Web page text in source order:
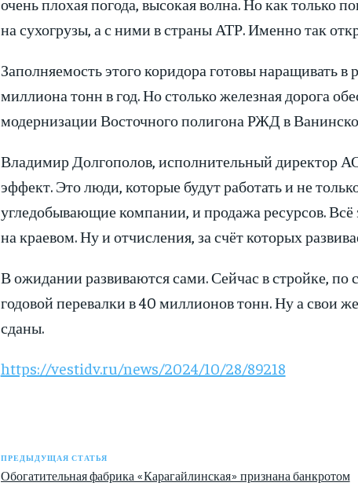
на сухогрузы, а с ними в страны АТР. Именно так
Заполняемость этого коридора готовы наращивать
миллиона тонн в год. Но столько железная дорога
модернизации Восточного полигона РЖД в
Владимир Долгополов, исполнительный директор
эффект. Это люди, которые будут работать и не
угледобывающие компании, и продажа ресурсов. Всё
на краевом. Ну и отчисления, за счёт которых
В ожидании развиваются сами. Сейчас в стройке,
годовой перевалки в 40 миллионов тонн. Ну а свои
сданы.
https://vestidv.ru/news/2024/10/28/89218
ПРЕДЫДУЩАЯ СТАТЬЯ
Обогатительная фабрика «Карагайлинская» признана банкротом